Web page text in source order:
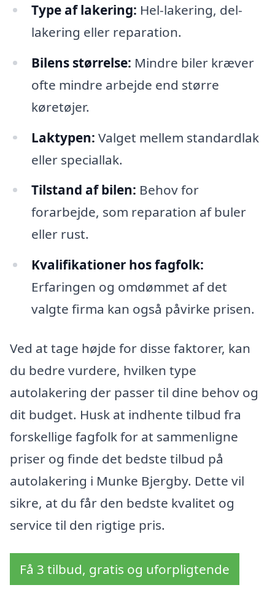
Type af lakering: Hel-lakering, del-
lakering eller reparation.
Bilens størrelse: Mindre biler kræver
ofte mindre arbejde end større
køretøjer.
Laktypen: Valget mellem standardlak
eller speciallak.
Tilstand af bilen: Behov for
forarbejde, som reparation af buler
eller rust.
Kvalifikationer hos fagfolk:
Erfaringen og omdømmet af det
valgte firma kan også påvirke prisen.
Ved at tage højde for disse faktorer, kan
du bedre vurdere, hvilken type
autolakering der passer til dine behov og
dit budget. Husk at indhente tilbud fra
forskellige fagfolk for at sammenligne
priser og finde det bedste tilbud på
autolakering i Munke Bjergby. Dette vil
sikre, at du får den bedste kvalitet og
service til den rigtige pris.
Få 3 tilbud, gratis og uforpligtende